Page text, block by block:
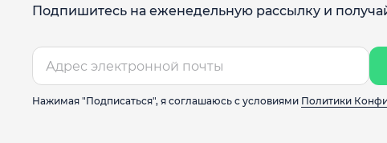
Подпишитесь на еженедельную рассылку и
Нажимая "Подписаться", я соглашаюсь с условиями Политики